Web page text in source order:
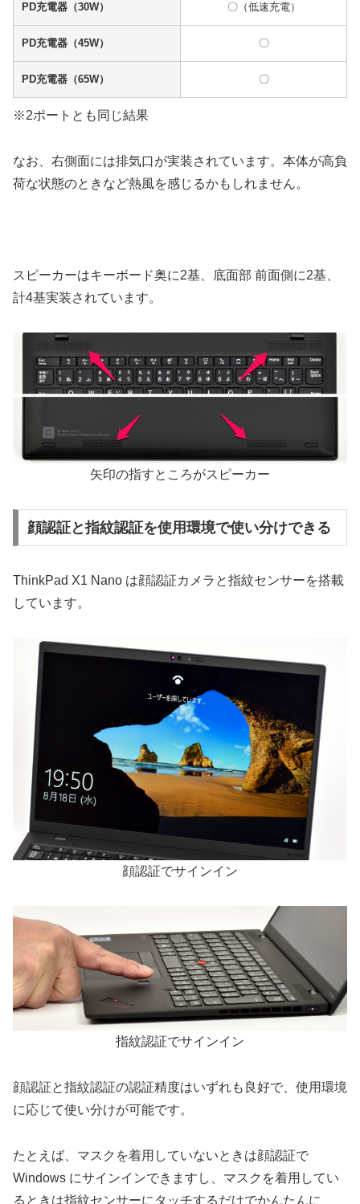
PD充電器（30W） 〇（低速充電）
PD充電器（45W） 〇
PD充電器（65W） 〇
※2ポートとも同じ結果
なお、右側面には排気口が実装されています。本体が高負
荷な状態のときなど熱風を感じるかもしれません。
スピーカーはキーボード奥に2基、底面部 前面側に2基、
計4基実装されています。
矢印の指すところがスピーカー
顔認証と指紋認証を使用環境で使い分けできる
ThinkPad X1 Nano は顔認証カメラと指紋センサーを搭載
しています。
顔認証でサインイン
指紋認証でサインイン
顔認証と指紋認証の認証精度はいずれも良好で、使用環境
に応じて使い分けが可能です。
たとえば、マスクを着用していないときは顔認証で
Windows にサインインできますし、マスクを着用してい
るときは指紋センサーにタッチするだけでかんたんに